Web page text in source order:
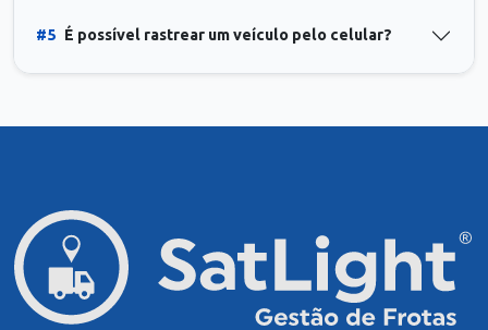
#5 É possível rastrear um veículo pelo celular?